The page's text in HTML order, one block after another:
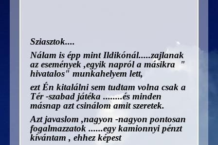
Sziasztok....
Nálam is épp mint Ildikónál.....zajlanak
az események ,egyik napról a másikra "
hivatalos" munkahelyem lett,
ezt Én kitalálni sem tudtam volna csak a
Tér -szabad játéka ........és minden
másnap azt csinálom amit szeretek.
Azt javaslom ,nagyon -nagyon pontosan
fogalmazzatok ......egy kamionnyi pénzt
kívántam , ehhez képest